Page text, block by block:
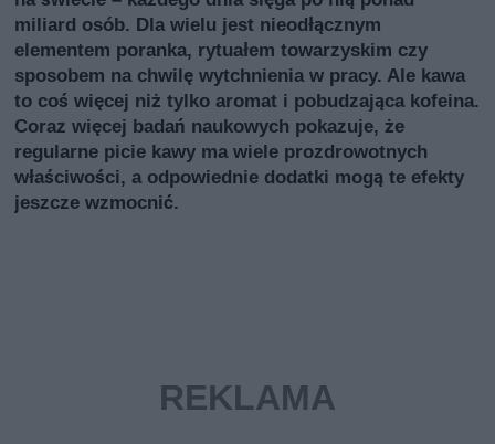
miliard osób. Dla wielu jest nieodłącznym
elementem poranka, rytuałem towarzyskim czy
sposobem na chwilę wytchnienia w pracy. Ale kawa
to coś więcej niż tylko aromat i pobudzająca kofeina.
Coraz więcej badań naukowych pokazuje, że
regularne picie kawy ma wiele prozdrowotnych
właściwości, a odpowiednie dodatki mogą te efekty
jeszcze wzmocnić.